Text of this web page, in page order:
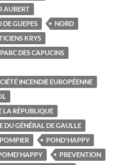
AUBERT
DE GUEPES
NORD
KRYS
PARC DES CAPUCINS
INCENDIE EUROPÉENNE
LA RÉPUBLIQUE
DU GÉNÉRAL DE GAULLE
POMPIER
POND'HAPPY
PREVENTION